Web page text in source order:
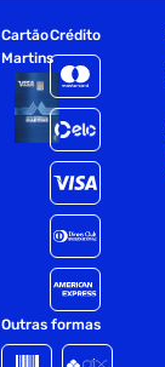
Cartão
Martins
Crédito
Outras formas